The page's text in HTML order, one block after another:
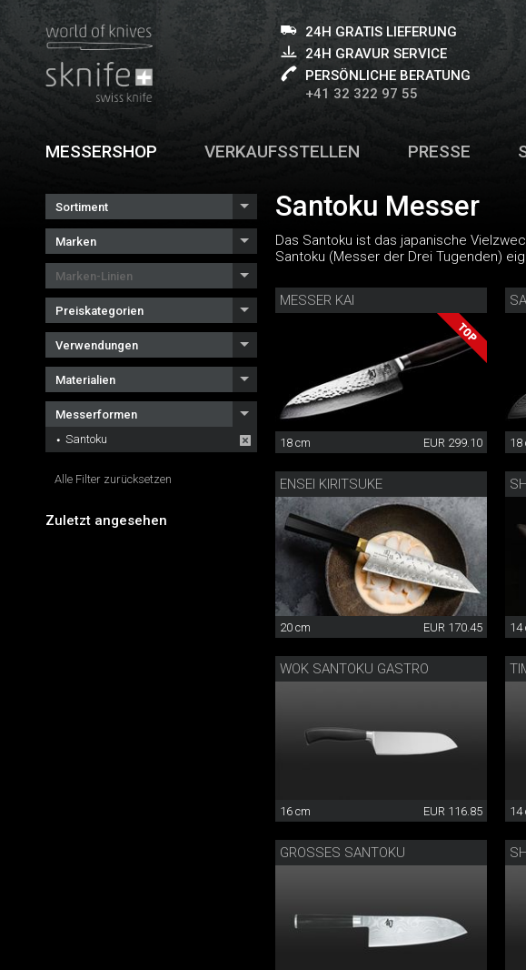
24H GRATIS LIEFERUNG
24H GRAVUR SERVICE
PERSÖNLICHE BERATUNG
+41 32 322 97 55
MESSERSHOP VERKAUFSSTELLEN PRESSE
Sortiment
Marken
Marken-Linien
Preiskategorien
Verwendungen
Materialien
Messerformen
Santoku
Alle Filter zurücksetzen
Zuletzt angesehen
Santoku Messer
Das Santoku ist das japanische
Santoku (Messer der Drei Tugenden)
MESSER KAI
18 cm EUR 299.10 18
ENSEI KIRITSUKE
20 cm EUR 170.45 14
WOK SANTOKU GASTRO
16 cm EUR 116.85 14
GROSSES SANTOKU